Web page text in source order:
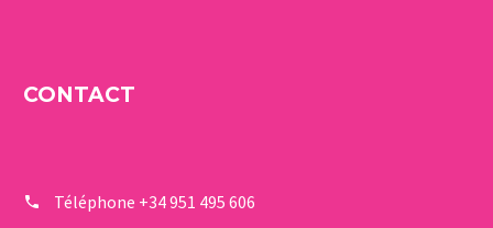
CONTACT
Téléphone +34 951 495 606